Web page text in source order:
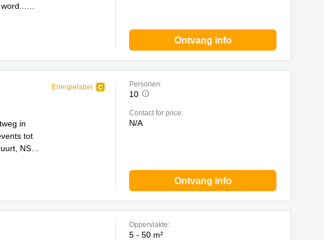
Ontvang info
Energielabel
in
tot
NS
Personen:
10
Contact for price:
N/A
Ontvang info
Oppervlakte:
5 - 50 m²